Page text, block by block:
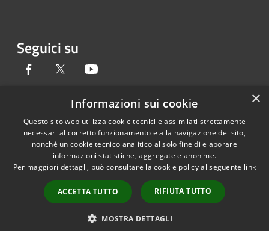
Seguici su
Facebook Twitter
RSS
Accessibilità
Cookie
Mappa del sito
Copyright © 2026 • Provincia di
Pavia • Powered by
Municipium•Accesso
redazione
×
Informazioni sui cookie
Questo sito web utilizza cookie tecnici e assimilati strettamente
necessari al corretto funzionamento e alla navigazione del sito,
nonché un cookie tecnico analitico al solo fine di elaborare
informazioni statistiche, aggregate e anonime.
Per maggiori dettagli, può consultare la cookie policy al seguente link
ACCETTA TUTTO RIFIUTA TUTTO
MOSTRA DETTAGLI